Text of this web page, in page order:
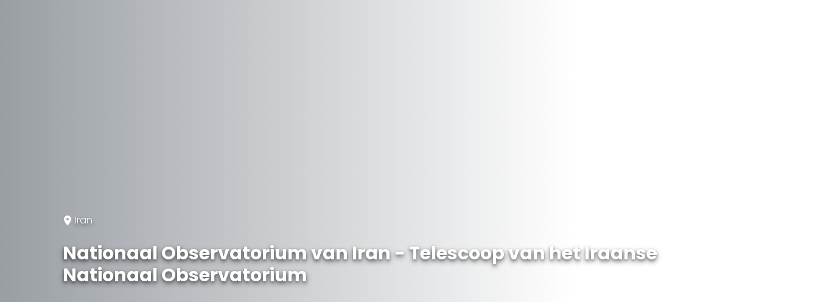
Iran
Nationaal Observatorium van Iran - Telescoop van het Iraanse
Nationaal Observatorium